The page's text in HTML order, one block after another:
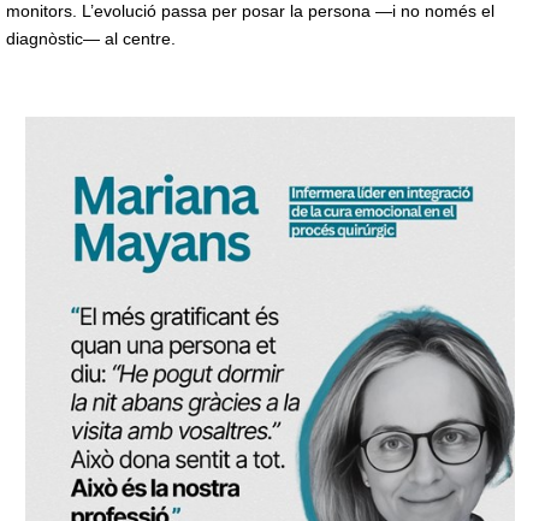
monitors. L’evolució passa per posar la persona —i no només el
diagnòstic— al centre.